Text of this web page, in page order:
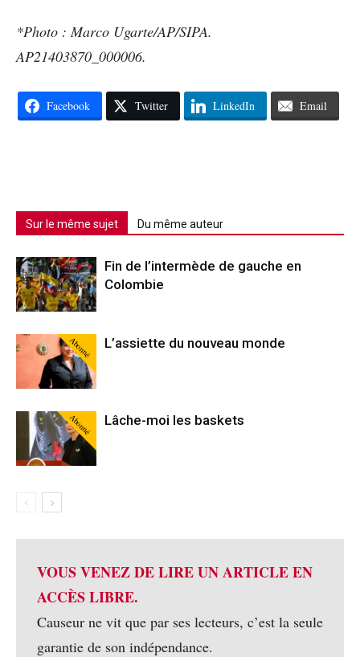
*Photo : Marco Ugarte/AP/SIPA.
AP21403870_000006.
Facebook Twitter LinkedIn Email
Sur le même sujet Du même auteur
Fin de l’intermède de gauche en
Colombie
Abonné L’assiette du nouveau monde
Abonné Lâche-moi les baskets
VOUS VENEZ DE LIRE UN ARTICLE EN
ACCÈS LIBRE.
Causeur ne vit que par ses lecteurs, c’est la seule
garantie de son indépendance.